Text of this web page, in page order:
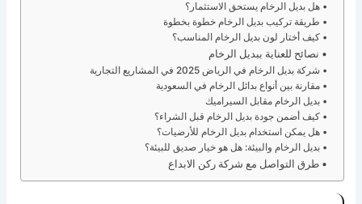
هل بديل الرخام يستحق الاستثمار؟
طريقة تركيب بديل الرخام خطوة بخطوة
كيف أختار لون بديل الرخام المناسب؟
نصائح للعناية ببديل الرخام
شركة بديل الرخام في الرياض 2025 في المشاريع التجارية
مقارنة بين أنواع بدائل الرخام في السعودية
بديل الرخام مقابل السيراميك
كيف أضمن جودة بديل الرخام قبل الشراء؟
هل يمكن استخدام بديل الرخام للأرضيات؟
بديل الرخام والبيئة: هل هو خيار صديق للبيئة؟
طرق التواصل مع شركة ركن الابداع